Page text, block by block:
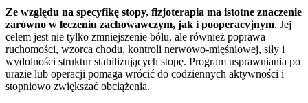
Ze względu na specyfikę stopy, fizjoterapia ma istotne znaczenie
zarówno w leczeniu zachowawczym, jak i pooperacyjnym. Jej
celem jest nie tylko zmniejszenie bólu, ale również poprawa
ruchomości, wzorca chodu, kontroli nerwowo-mięśniowej, siły i
wydolności struktur stabilizujących stopę. Program usprawniania po
urazie lub operacji pomaga wrócić do codziennych aktywności i
stopniowo zwiększać obciążenia.